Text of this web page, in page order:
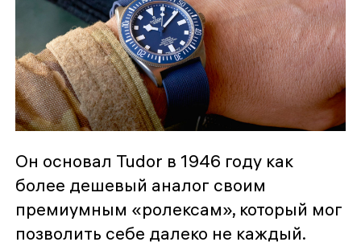
Он основал Tudor в 1946 году как
более дешевый аналог своим
премиумным «ролексам», который мог
позволить себе далеко не каждый.